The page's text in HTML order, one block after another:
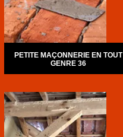
PETITE MAÇONNERIE EN TOUT
GENRE 36